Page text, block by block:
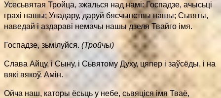
Усесьвятая Тройца, зжалься над намі: Госпадзе, ачысьці
грахі нашы; Уладару, даруй бясчынствы нашы; Сьвяты,
наведай і аздараві немачы нашы дзеля Твайго імя.
Госпадзе, зьмілуйся. (Тройчы)
Слава Айцу, і Сыну, і Сьвятому Духу, цяпер і заўсёды, і на
вякі вякоў. Амін.
Ойча наш, каторы ёсьць у небе, сьвяціся імя Тваё,